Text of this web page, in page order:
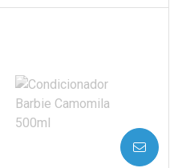
Laboratório
Por Menos
AVISE-ME